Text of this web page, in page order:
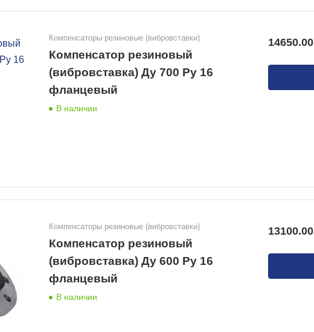
Компенсаторы резиновые (вибровставки)
Компенсатор резиновый
(вибровставка) Ду 700 Ру 16
фланцевый
В наличии
14650.00
Компенсаторы резиновые (вибровставки)
Компенсатор резиновый
(вибровставка) Ду 600 Ру 16
фланцевый
В наличии
13100.00